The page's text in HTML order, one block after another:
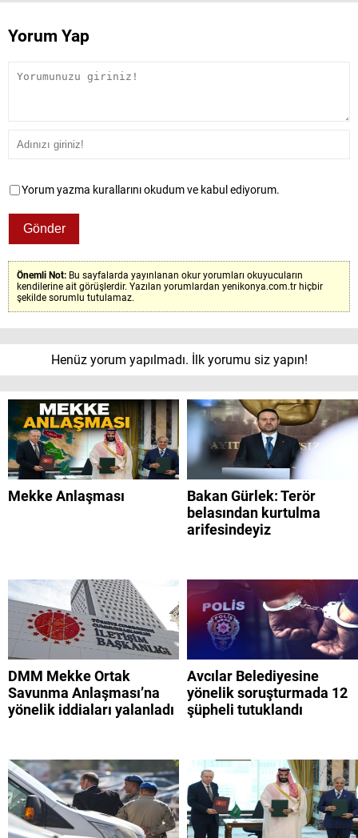
Yorum Yap
Yorum yazma kurallarını okudum ve kabul ediyorum.
Önemli Not: Bu sayfalarda yayınlanan okur yorumları okuyucuların
kendilerine ait görüşlerdir. Yazılan yorumlardan yenikonya.com.tr hiçbir
şekilde sorumlu tutulamaz.
Henüz yorum yapılmadı. İlk yorumu siz yapın!
Mekke Anlaşması
Bakan Gürlek: Terör
belasından kurtulma
arifesindeyiz
DMM Mekke Ortak
Savunma Anlaşması’na
yönelik iddiaları yalanladı
Avcılar Belediyesine
yönelik soruşturmada 12
şüpheli tutuklandı